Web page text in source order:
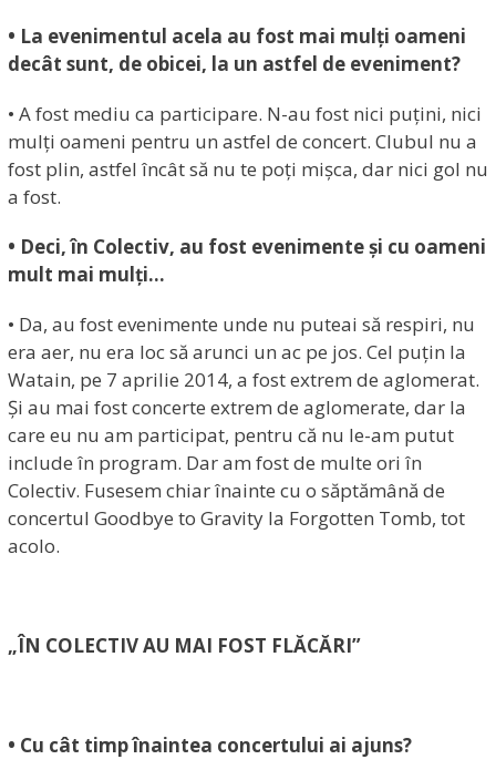
• La evenimentul acela au fost mai mulți oameni
decât sunt, de obicei, la un astfel de eveniment?
• A fost mediu ca participare. N-au fost nici puțini, nici
mulți oameni pentru un astfel de concert. Clubul nu a
fost plin, astfel încât să nu te poți mișca, dar nici gol nu
a fost.
• Deci, în Colectiv, au fost evenimente și cu oameni
mult mai mulți…
• Da, au fost evenimente unde nu puteai să respiri, nu
era aer, nu era loc să arunci un ac pe jos. Cel puțin la
Watain, pe 7 aprilie 2014, a fost extrem de aglomerat.
Și au mai fost concerte extrem de aglomerate, dar la
care eu nu am participat, pentru că nu le-am putut
include în program. Dar am fost de multe ori în
Colectiv. Fusesem chiar înainte cu o săptămână de
concertul Goodbye to Gravity la Forgotten Tomb, tot
acolo.
„ÎN COLECTIV AU MAI FOST FLĂCĂRI”
• Cu cât timp înaintea concertului ai ajuns?